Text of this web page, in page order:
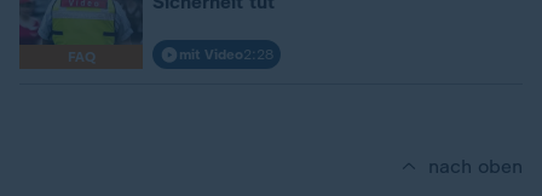
FAQ mit Video2:28
nach oben